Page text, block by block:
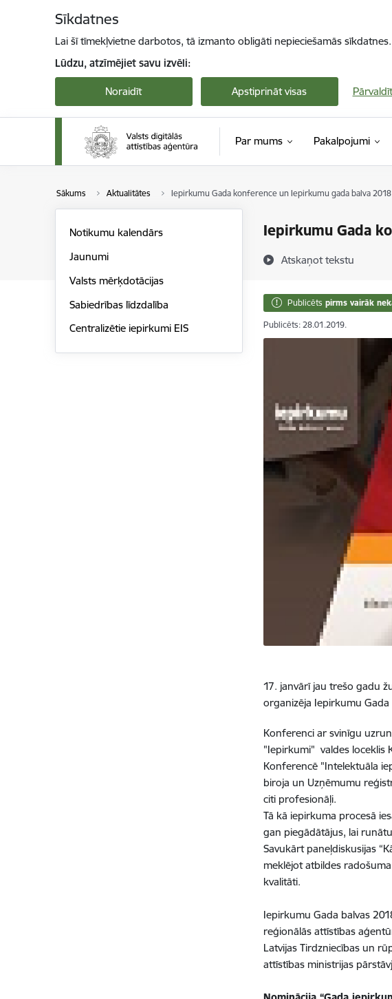
Sīkdatnes
Lai šī tīmekļvietne darbotos, tā izmanto obligāti nepieciešamās
Lūdzu, atzīmējiet savu izvēli:
Noraidīt Apstiprināt visas
Par mums Pakalpojumi
Sākums Aktualitātes Iepirkumu Gada konference un Iepirkumu gada balva 2018
Iepirkumu Gada
Atskaņot tekstu
Notikumu kalendārs
Jaunumi
Valsts mērķdotācijas
Sabiedrības līdzdalība
Centralizētie iepirkumi EIS
Publicēts pirms vairāk
Publicēts: 28.01.2019.
17. janvārī jau trešo gadu
organizēja Iepirkumu
Konferenci ar svinīgu
"Iepirkumi" valdes loceklis
Konferencē "Intelektuāla
biroja un Uzņēmumu
citi profesionāļi.
Tā kā iepirkuma procesā
gan piegādātājus, lai
Savukārt paneļdiskusijas
meklējot atbildes
kvalitāti.
Iepirkumu Gada balvas
reģionālās attīstības
Latvijas Tirdzniecības un
attīstības ministrijas